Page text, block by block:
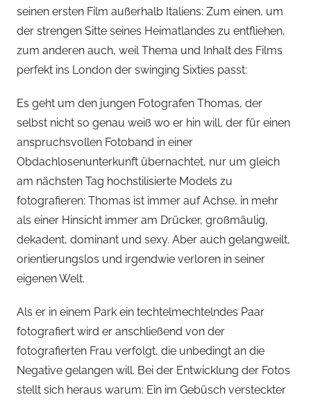
seinen ersten Film außerhalb Italiens: Zum einen, um
der strengen Sitte seines Heimatlandes zu entfliehen,
zum anderen auch, weil Thema und Inhalt des Films
perfekt ins London der swinging Sixties passt:
Es geht um den jungen Fotografen Thomas, der
selbst nicht so genau weiß wo er hin will, der für einen
anspruchsvollen Fotoband in einer
Obdachlosenunterkunft übernachtet, nur um gleich
am nächsten Tag hochstilisierte Models zu
fotografieren: Thomas ist immer auf Achse, in mehr
als einer Hinsicht immer am Drücker, großmäulig,
dekadent, dominant und sexy. Aber auch gelangweilt,
orientierungslos und irgendwie verloren in seiner
eigenen Welt.
Als er in einem Park ein techtelmechtelndes Paar
fotografiert wird er anschließend von der
fotografierten Frau verfolgt, die unbedingt an die
Negative gelangen will. Bei der Entwicklung der Fotos
stellt sich heraus warum: Ein im Gebüsch versteckter